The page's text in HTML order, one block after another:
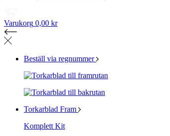
Varukorg 0,00 kr
Beställ via regnummer
Torkarblad Fram
Komplett Kit